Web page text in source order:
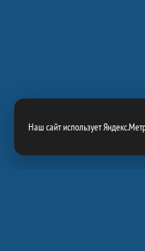
Наш сайт использует